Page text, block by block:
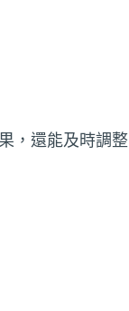
，還能及時調整